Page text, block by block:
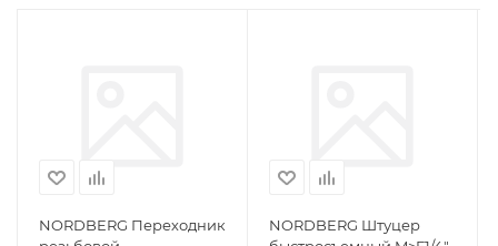
NORDBERG Переходник
NORDBERG Штуцер